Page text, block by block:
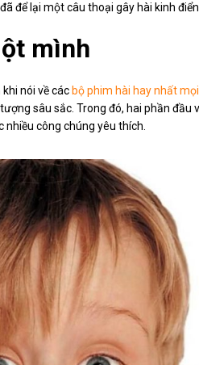
đã để lại một câu thoại gây hài kinh
mình
nói về các bộ phim hài hay nhất
sâu sắc. Trong đó, hai phần đầu
nhiều công chúng yêu thích.